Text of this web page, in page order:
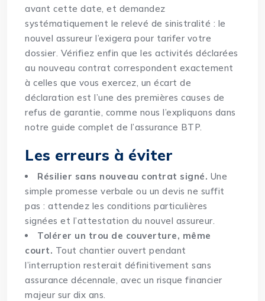
avant cette date, et demandez
systématiquement le relevé de sinistralité : le
nouvel assureur l’exigera pour tarifer votre
dossier. Vérifiez enfin que les activités déclarées
au nouveau contrat correspondent exactement
à celles que vous exercez, un écart de
déclaration est l’une des premières causes de
refus de garantie, comme nous l’expliquons dans
notreguide complet de l’assurance BTP
Les erreurs à éviter
Résilier sans nouveau contrat signé. Une
simple promesse verbale ou un devis ne suffit
pas : attendez les conditions particulières
signées et l’attestation du nouvel assureur.
Tolérer un trou de couverture, même
court. Tout chantier ouvert pendant
l’interruption resterait définitivement sans
assurance décennale, avec un risque financier
majeur sur dix ans.